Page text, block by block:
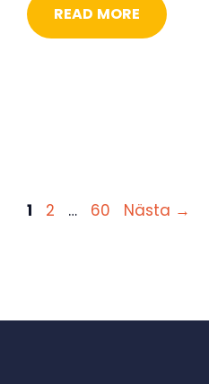
READ MORE
Sida
1 Sida
2 … Sida
60 Nästa →